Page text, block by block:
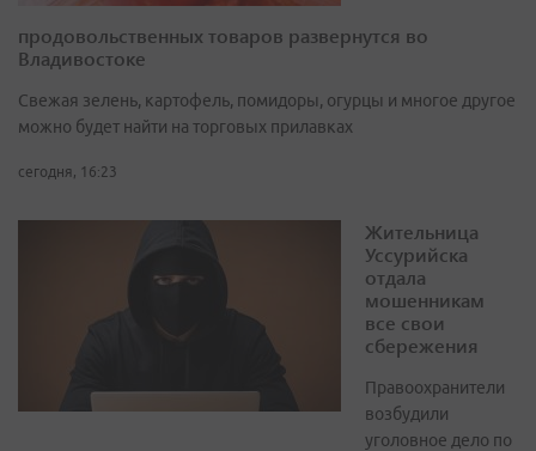
продовольственных товаров развернутся во
Владивостоке
Свежая зелень, картофель, помидоры, огурцы и многое другое
можно будет найти на торговых прилавках
сегодня, 16:23
Жительница
Уссурийска
отдала
мошенникам
все свои
сбережения
Правоохранители
возбудили
уголовное дело по